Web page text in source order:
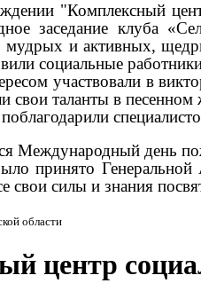
"Комплексный
заседание клуба
мудрых и активных,
социальные
участвовали в
свои таланты в
Международный день
принято
свои силы и знания
области
центр